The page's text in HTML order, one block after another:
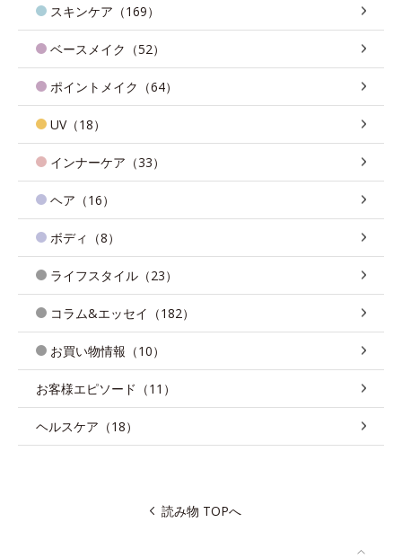
スキンケア（169）
ベースメイク（52）
ポイントメイク（64）
UV（18）
インナーケア（33）
ヘア（16）
ボディ（8）
ライフスタイル（23）
コラム&エッセイ（182）
お買い物情報（10）
お客様エピソード（11）
ヘルスケア（18）
読み物 TOPへ